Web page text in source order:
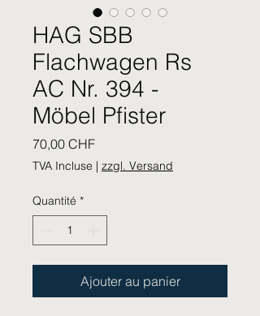
HAG SBB
Flachwagen Rs
AC Nr. 394 -
Möbel Pfister
70,00 CHFPrix
TVA Incluse | zzgl. Versand
Quantité *
Ajouter au panier